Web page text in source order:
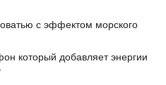
с эффектом морского
который добавляет энергии